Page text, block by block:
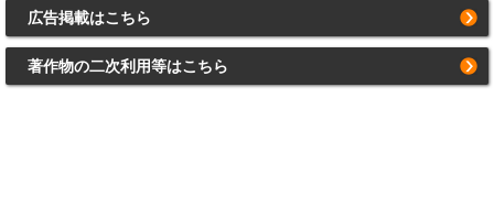
広告掲載はこちら
著作物の二次利用等はこちら